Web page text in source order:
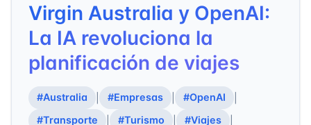
Virgin Australia y OpenAI:
La IA revoluciona la
planificación de viajes
#Australia #Empresas #OpenAI
#Transporte
#Turismo #Viajes